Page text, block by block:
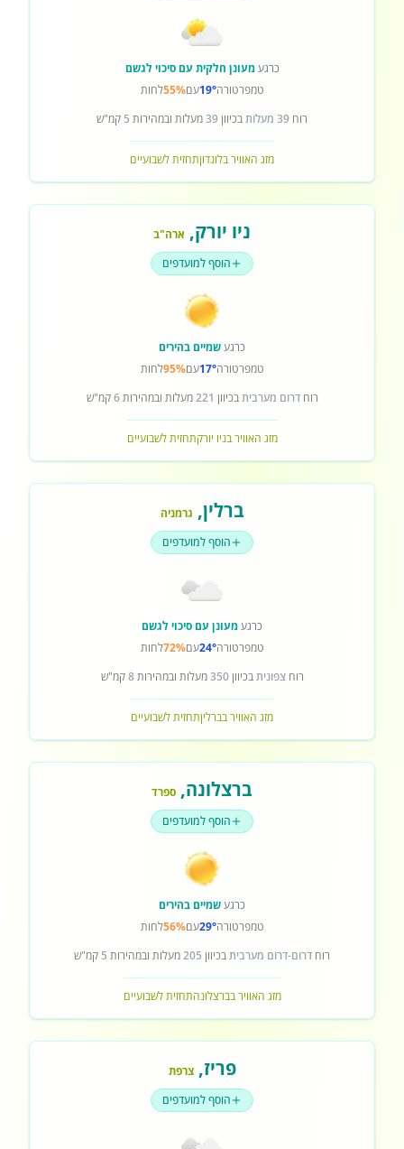
כרגעמעונן חלקית עם סיכוי לגשם
טמפרטורה19°עם55%לחות
רוח 39 מעלות בכיוון39מעלות ובמהירות 5 קמ"ש
מזג האוויר בלונדוןתחזית לשבועיים
ניו יורק, ארה"ב
הוסף למועדפים
כרגעשמיים בהירים
טמפרטורה17°עם95%לחות
רוחדרום מערביתבכיוון 221מעלות ובמהירות6קמ"ש
מזג האוויר בניו יורקתחזית לשבועיים
ברלין, גרמניה
הוסף למועדפים
כרגעמעונן עם סיכוי לגשם
טמפרטורה24°עם72%לחות
רוחצפוניתבכיוון350מעלות ובמהירות8קמ"ש
מזג האוויר בברליןתחזית לשבועיים
ברצלונה, ספרד
הוסף למועדפים
כרגעשמיים בהירים
טמפרטורה29°עם56%לחות
רוח דרום-דרום מערביתבכיוון 205מעלות ובמהירות 5 קמ"ש
מזג האוויר בברצלונהתחזית לשבועיים
פריז,צרפת
הוסף למועדפים